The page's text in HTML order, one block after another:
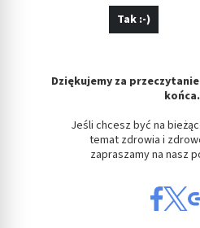
Tak :-)
Dziękujemy za
końca.
Jeśli chcesz być na
temat zdrowia i
zapraszamy na nasz
aktywnie żądanych informacji
Cele przetwarzania inne niż IAB:
Reklama / śledzenie